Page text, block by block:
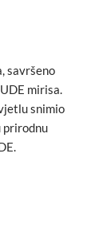
savršeno
mirisa.
snimio
prirodnu